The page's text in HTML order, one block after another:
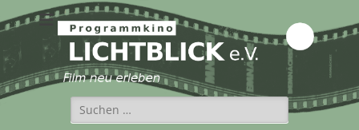
Programmkino
Lichtblick e.V.
Suchen
nach: